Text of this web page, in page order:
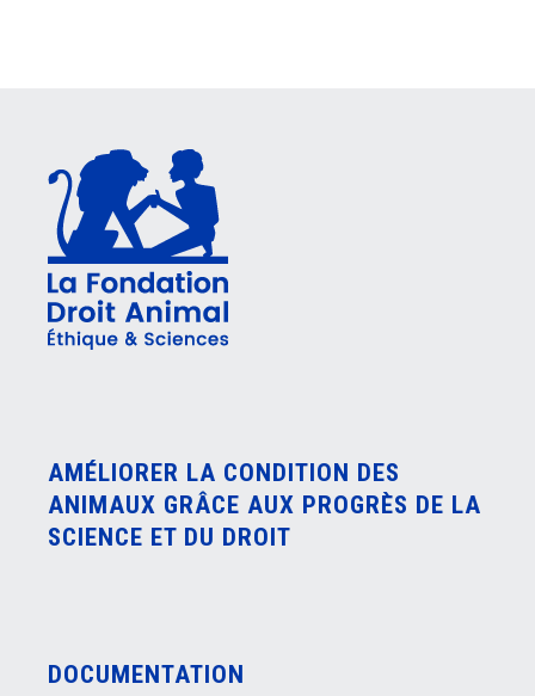
AMÉLIORER LA CONDITION DES
ANIMAUX GRÂCE AUX PROGRÈS DE LA
SCIENCE ET DU DROIT
DOCUMENTATION